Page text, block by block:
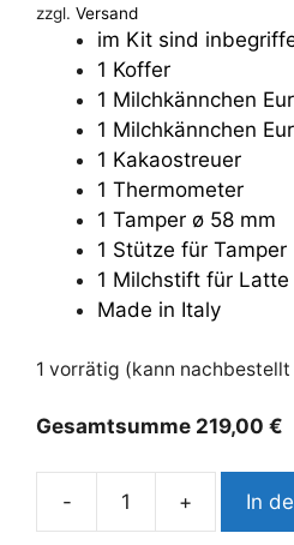
zzgl. Versand
im Kit sind
1 Koffer
1 Milchkännchen
1 Milchkännchen
1 Kakaostreuer
1 Thermometer
1 Tamper ø 58 mm
1 Stütze für Tamper
1 Milchstift für
Made in Italy
1 vorrätig (kann
Gesamtsumme 219,00 €
-
Barista
+ In